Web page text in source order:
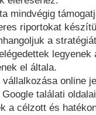
mindvégig
riportokat
a
el általa.
online
találati
a célzott és